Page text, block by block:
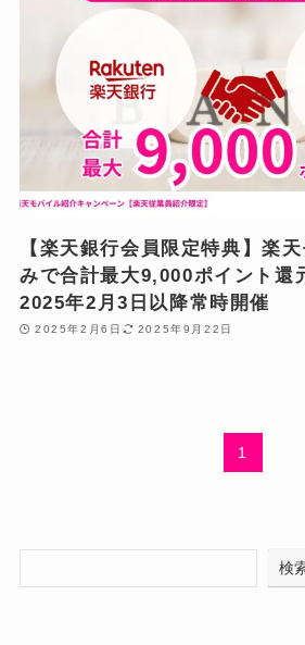
【楽天銀行会員限定特典】楽
みで合計最大9,000ポイント還
2025年2月3日以降常時開催
2025年2月6日 2025年9月22日
1
検